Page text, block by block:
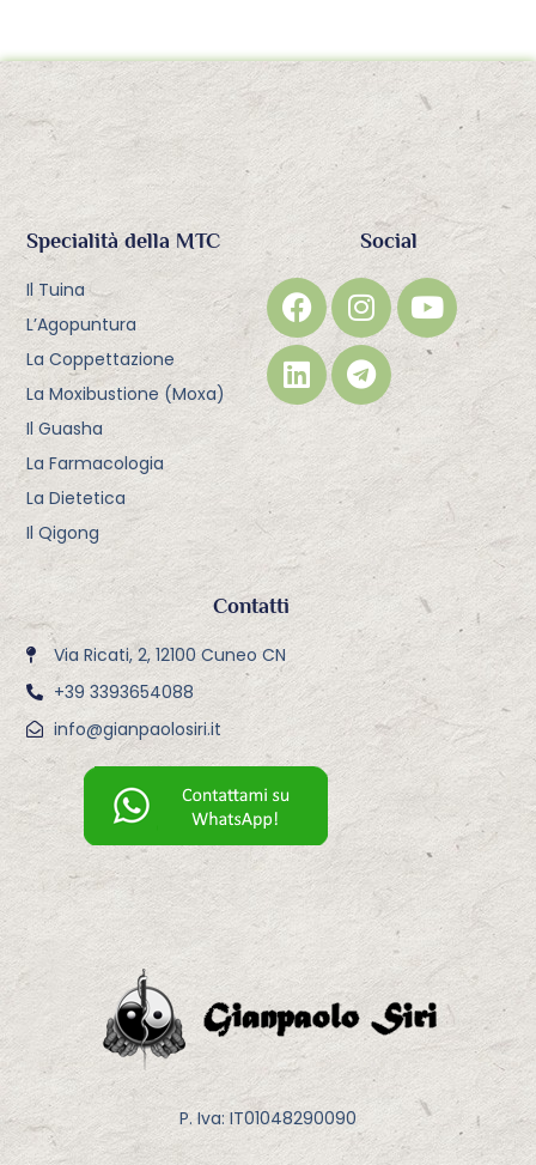
P. Iva: IT01048290090
Contatti
Via Ricati, 2, 12100 Cuneo CN
+39 3393654088
info@gianpaolosiri.it
Social
Specialità della MTC
Il Tuina
L’Agopuntura
La Coppettazione
La Moxibustione (Moxa)
Il Guasha
La Farmacologia
La Dietetica
Il Qigong